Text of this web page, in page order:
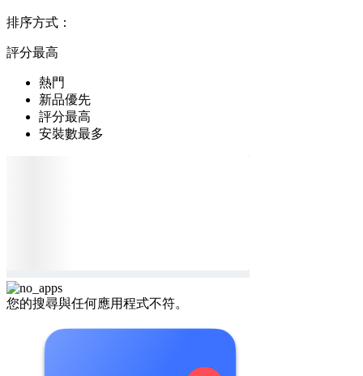
排序方式：
評分最高
熱門
新品優先
評分最高
安裝數最多
您的搜尋與任何應用程式不符。